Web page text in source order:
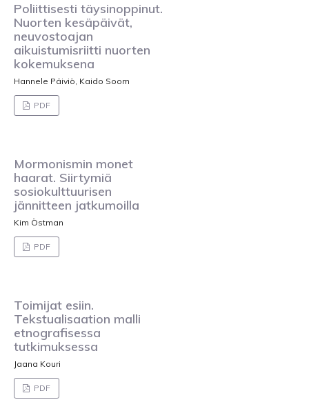
Poliittisesti täysinoppinut.
Nuorten kesäpäivät,
neuvostoajan
aikuistumisriitti nuorten
kokemuksena
Hannele Päiviö, Kaido Soom
PDF
Mormonismin monet
haarat. Siirtymiä
sosiokulttuurisen
jännitteen jatkumoilla
Kim Östman
PDF
Toimijat esiin.
Tekstualisaation malli
etnografisessa
tutkimuksessa
Jaana Kouri
PDF